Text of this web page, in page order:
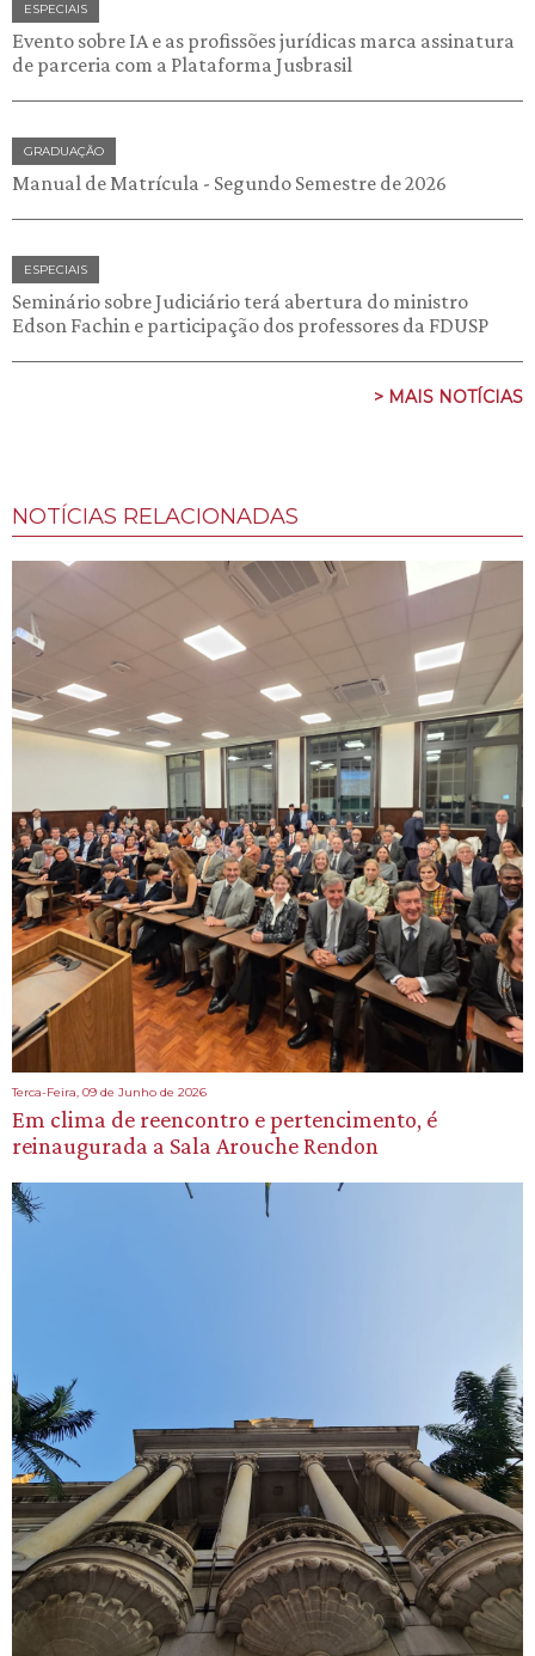
ESPECIAIS
Evento sobre IA e as profissões jurídicas marca assinatura
de parceria com a Plataforma Jusbrasil
GRADUAÇÃO
Manual de Matrícula - Segundo Semestre de 2026
ESPECIAIS
Seminário sobre Judiciário terá abertura do ministro
Edson Fachin e participação dos professores da FDUSP
> MAIS NOTÍCIAS
NOTÍCIAS RELACIONADAS
Terca-Feira, 09 de Junho de 2026
Em clima de reencontro e pertencimento, é
reinaugurada a Sala Arouche Rendon